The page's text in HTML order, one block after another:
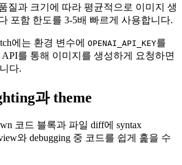
질과 크기에 따라 평균적으로 이미지 생
포함 한도를 3-5배 빠르게 사용합니다.
에는 환경 변수에 OPENAI_API_KEY를
를 통해 이미지를 생성하게 요청하면
다.
과 theme
코드 블록과 파일 diff에 syntax
와 debugging 중 코드를 쉽게 훑을 수